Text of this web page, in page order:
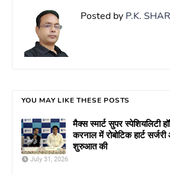
Posted by P.K.
YOU MAY LIKE THESE POSTS
मैक्स स्मार्ट सुपर स्पेशियलिटी
करनाल में रोबोटिक हार्ट
शुरुआत की
July 31, 2026